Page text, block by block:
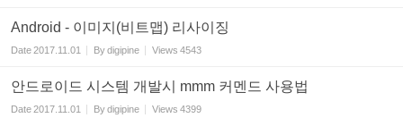
Android - 이미지(비트맵) 리사이징
Date2017.11.01 Bydigipine Views 4543
안드로이드 시스템 개발시 mmm 커멘드 사용법
Date2017.11.01 Bydigipine Views 4399